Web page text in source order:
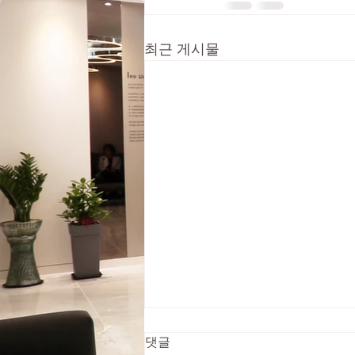
최근 게시물
2024년 10월 1일(화) 정상진료
댓글